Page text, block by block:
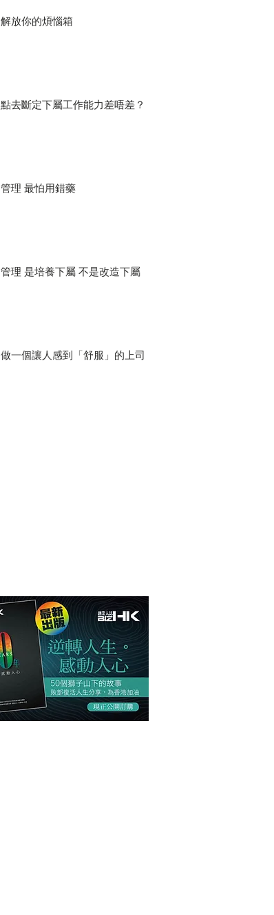
解放你的煩惱箱
點去斷定下屬工作能力差唔差？
管理 最怕用錯藥
管理 是培養下屬 不是改造下屬
做一個讓人感到「舒服」的上司